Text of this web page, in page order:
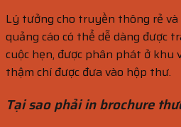
Lý tưởng cho truyền thông rẻ
quảng cáo có thể dễ dàng được
cuộc hẹn, được phân phát ở khu
thậm chí được đưa vào hộp thư.
Tại sao phải in brochure